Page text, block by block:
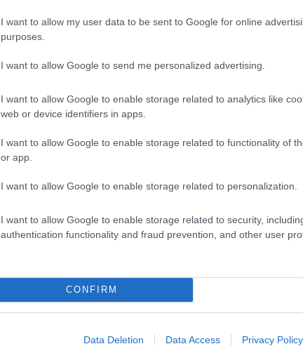
I want to allow my user data to be sent to Google for online
purposes.
I want to allow Google to send me personalized advertising.
I want to allow Google to enable storage related to analytics like
web or device identifiers in apps.
I want to allow Google to enable storage related to functionality of
or app.
I want to allow Google to enable storage related to personalization.
I want to allow Google to enable storage related to security,
authentication functionality and fraud prevention, and other user
CONFIRM
Data Deletion Data Access Privacy Policy